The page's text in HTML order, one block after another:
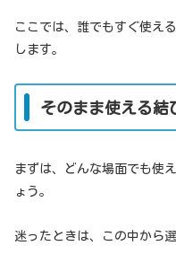
ここでは、誰でもすぐ使え
します。
そのまま使える結
まずは、どんな場面でも使
ょう。
迷ったときは、この中から